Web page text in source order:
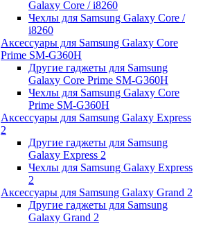
Galaxy Core / i8260
Чехлы для Samsung Galaxy Core /
i8260
Аксессуары для Samsung Galaxy Core
Prime SM-G360H
Другие гаджеты для Samsung
Galaxy Core Prime SM-G360H
Чехлы для Samsung Galaxy Core
Prime SM-G360H
Аксессуары для Samsung Galaxy Express
2
Другие гаджеты для Samsung
Galaxy Express 2
Чехлы для Samsung Galaxy Express
2
Аксессуары для Samsung Galaxy Grand 2
Другие гаджеты для Samsung
Galaxy Grand 2